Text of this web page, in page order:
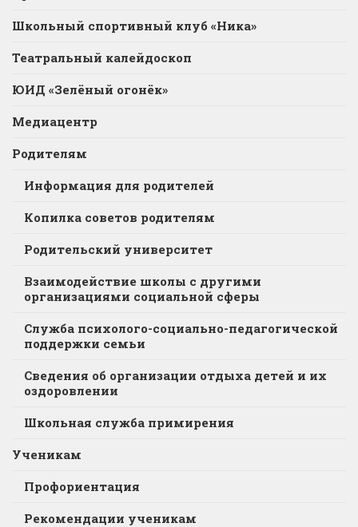
Школьный спортивный клуб «Ника»
Театральный калейдоскоп
ЮИД «Зелёный огонёк»
Медиацентр
Родителям
Информация для родителей
Копилка советов родителям
Родительский университет
Взаимодействие школы с другими
организациями социальной сферы
Служба психолого-социально-педагогической
поддержки семьи
Сведения об организации отдыха детей и их
оздоровлении
Школьная служба примирения
Ученикам
Профориентация
Рекомендации ученикам